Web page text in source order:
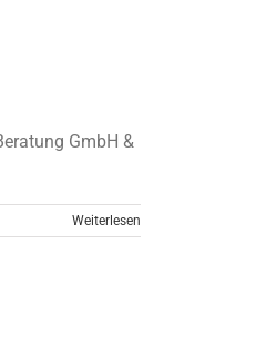
GmbH &
Weiterlesen